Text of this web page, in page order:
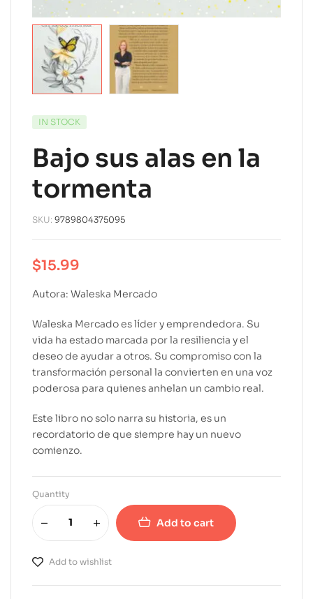
IN STOCK
Bajo sus alas en la
tormenta
SKU: 9789804375095
$15.99
Autora: Waleska Mercado
Waleska Mercado es líder y emprendedora. Su
vida ha estado marcada por la resiliencia y el
deseo de ayudar a otros. Su compromiso con la
transformación personal la convierten en una voz
poderosa para quienes anhelan un cambio real.
Este libro no solo narra su historia, es un
recordatorio de que siempre hay un nuevo
comienzo.
Quantity
Add to cart
Add to wishlist
A
l
e